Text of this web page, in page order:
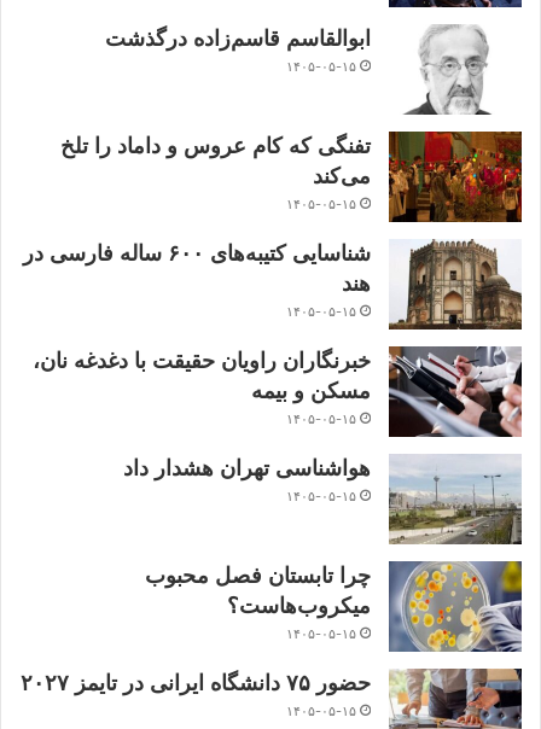
ابوالقاسم قاسم‌زاده درگذشت
۱۴۰۵-۰۵-۱۵
تفنگی که کام عروس و داماد را تلخ
می‌کند
۱۴۰۵-۰۵-۱۵
شناسایی کتیبه‌های ۶۰۰ ساله فارسی در
هند
۱۴۰۵-۰۵-۱۵
خبرنگاران راویان حقیقت با دغدغه نان،
مسکن و بیمه
۱۴۰۵-۰۵-۱۵
هواشناسی تهران هشدار داد
۱۴۰۵-۰۵-۱۵
چرا تابستان فصل محبوب
میکروب‌هاست؟
۱۴۰۵-۰۵-۱۵
حضور ۷۵ دانشگاه ایرانی در تایمز ۲۰۲۷
۱۴۰۵-۰۵-۱۵